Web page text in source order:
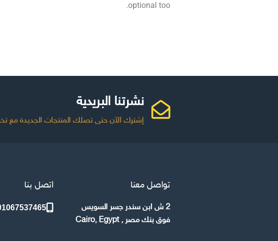
optional too.
نشرتنا البريدية
إشترك الآن حتى تصلك المنتجات الجديدة مع
تواصل معنا
2 ش ابن سندر جسر السويس
فوق بنك مصر , Cairo, Egypt
اتصل بنا